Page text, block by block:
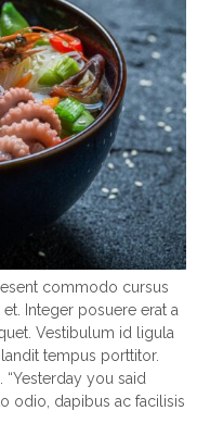
commodo cursus
Integer posuere erat a
Vestibulum id ligula
tempus porttitor.
you said
odio, dapibus ac facilisis